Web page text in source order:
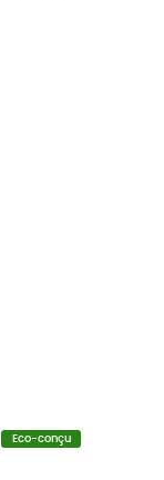
Eco-conçu